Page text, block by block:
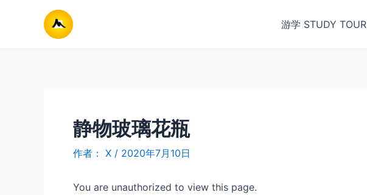
游学 STUDY TOUR
静物玻璃花瓶
作者： X / 2020年7月10日
You are unauthorized to view this page.